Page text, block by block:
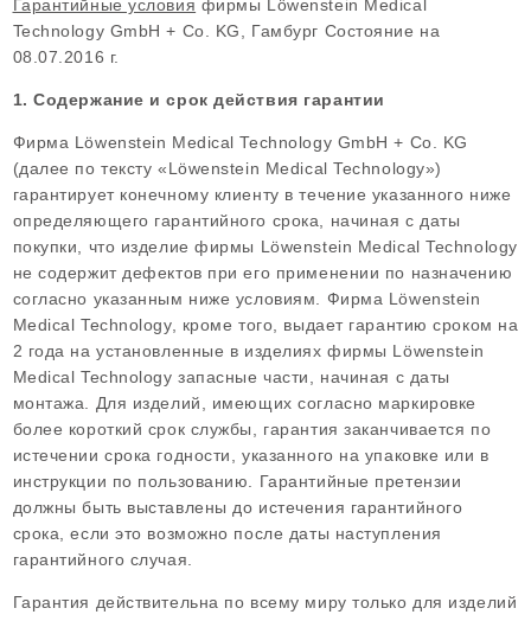
Löwenstein Medical Technology
Löwenstein Medical Innovation
Полнолицевая маска для медицинской помощи на дому
Увлажнители
Компрессоры и контрольно-измерительные приборы
Компрессоры
Контрольно-измерительные приборы
Мониторинг
Неонатология
Тепловая терапия
Аппараты CPAP и APAP
Аппараты BiLevel S и ST
Аппараты BiLevel SV (ASV, антициклическая
Увлажнители
Диагностика нарушений дыхания во сне
Полисомнография
Полиграфия
Удаление секрета
Принадлежности
Дополнительная информация
Заявление о защите данных
Общие условия продаж и поставок.
Löwenstein Group
Гарантийные условия фирмы Löwenstein Medical
Technology GmbH + Co. KG, Гамбург Состояние на
08.07.2016 г.
1. Содержание и срок действия гарантии
Фирма Löwenstein Medical Technology GmbH + Co. KG
(далее по тексту «Löwenstein Medical Technology»)
гарантирует конечному клиенту в течение указанного ниже
определяющего гарантийного срока, начиная с даты
покупки, что изделие фирмы Löwenstein Medical Technology
не содержит дефектов при его применении по назначению
согласно указанным ниже условиям. Фирма Löwenstein
Medical Technology, кроме того, выдает гарантию сроком на
2 года на установленные в изделиях фирмы Löwenstein
Medical Technology запасные части, начиная с даты
монтажа. Для изделий, имеющих согласно маркировке
более короткий срок службы, гарантия заканчивается по
истечении срока годности, указанного на упаковке или в
инструкции по пользованию. Гарантийные претензии
должны быть выставлены до истечения гарантийного
срока, если это возможно после даты наступления
гарантийного случая.
Гарантия действительна по всему миру только для изделий